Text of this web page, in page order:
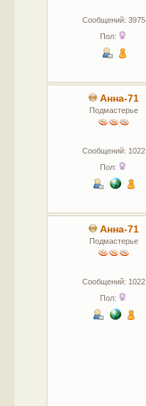
Сообщений: 3975
Пол:
Анна-71
Подмастерье
Сообщений: 1022
Пол:
Анна-71
Подмастерье
Сообщений: 1022
Пол: